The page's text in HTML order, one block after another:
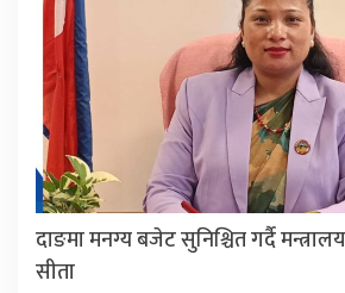
दाङमा मनग्य बजेट सुनिश्चित गर्दै
सीता